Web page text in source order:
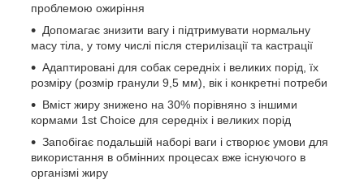
проблемою ожиріння
Допомагає знизити вагу і підтримувати нормальну
масу тіла, у тому числі після стерилізації та кастрації
Адаптировані для собак середніх і великих порід, їх
розміру (розмір гранули 9,5 мм), вік і конкретні потреби
Вміст жиру знижено на 30% порівняно з іншими
кормами 1st Choice для середніх і великих порід
Запобігає подальшій наборі ваги і створює умови для
використання в обмінних процесах вже існуючого в
організмі жиру